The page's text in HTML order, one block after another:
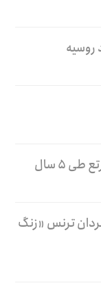
روسیه
ترنس «زنگ